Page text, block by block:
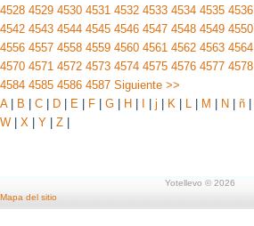
4528 4529 4530 4531 4532 4533 4534 4535 4536
4542 4543 4544 4545 4546 4547 4548 4549 4550
4556 4557 4558 4559 4560 4561 4562 4563 4564
4570 4571 4572 4573 4574 4575 4576 4577 4578
4584 4585 4586 4587 Siguiente >>
A| B C D E F G H j K L M N ñ
W
X Y Z
Yotellevo © 2026
Mapa del sitio